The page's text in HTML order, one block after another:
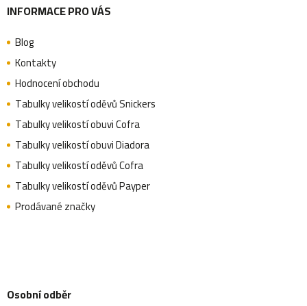
INFORMACE PRO VÁS
Blog
Kontakty
Hodnocení obchodu
Tabulky velikostí oděvů Snickers
Tabulky velikostí obuvi Cofra
Tabulky velikostí obuvi Diadora
Tabulky velikostí oděvů Cofra
Tabulky velikostí oděvů Payper
Prodávané značky
Osobní odběr